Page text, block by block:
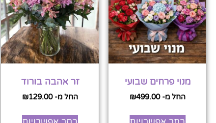
מנוי פרחים שבועי
החל מ- ₪499.00
זר אהבה בורוד
החל מ- ₪129.00